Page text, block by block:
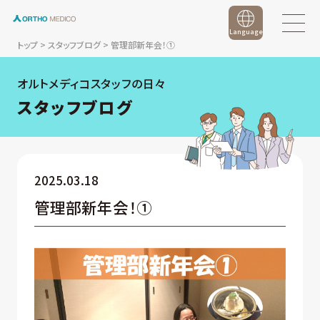
トップ> スタッフブログ> 管理部新年会！①
Language
オルトメディコスタッフの日々
スタッフブログ
2025.03.18
管理部新年会！①